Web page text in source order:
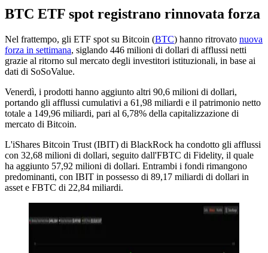
BTC ETF spot registrano rinnovata forza
Nel frattempo, gli ETF spot su Bitcoin (BTC) hanno ritrovato nuova
forza in settimana, siglando 446 milioni di dollari di afflussi netti
grazie al ritorno sul mercato degli investitori istituzionali, in base ai
dati di SoSoValue.
Venerdì, i prodotti hanno aggiunto altri 90,6 milioni di dollari,
portando gli afflussi cumulativi a 61,98 miliardi e il patrimonio netto
totale a 149,96 miliardi, pari al 6,78% della capitalizzazione di
mercato di Bitcoin.
L'iShares Bitcoin Trust (IBIT) di BlackRock ha condotto gli afflussi
con 32,68 milioni di dollari, seguito dall'FBTC di Fidelity, il quale
ha aggiunto 57,92 milioni di dollari. Entrambi i fondi rimangono
predominanti, con IBIT in possesso di 89,17 miliardi di dollari in
asset e FBTC di 22,84 miliardi.